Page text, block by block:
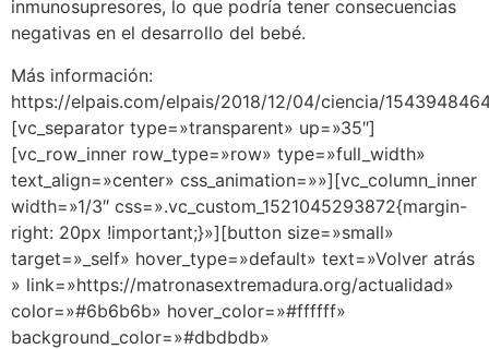
inmunosupresores, lo que podría tener consecuencias
negativas en el desarrollo del bebé.
Más información:
https://elpais.com/elpais/2018/12/04/ciencia/
[vc_separator type=»transparent» up=»35″]
[vc_row_inner row_type=»row» type=»full_width»
text_align=»center» css_animation=»»][vc_column_inner
width=»1/3″ css=».vc_custom_1521045293872{margin-
right: 20px !important;}»][button size=»small»
target=»_self» hover_type=»default» text=»Volver atrás
» link=»https://matronasextremadura.org/actualidad»
color=»#6b6b6b» hover_color=»#ffffff»
background_color=»#dbdbdb»